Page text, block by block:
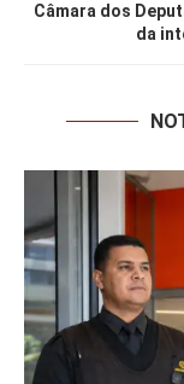
Câmara dos
da